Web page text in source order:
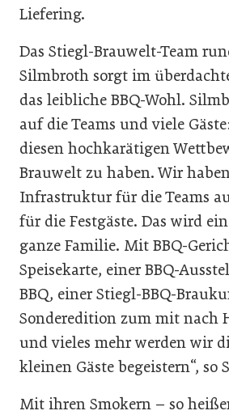
Liefering.
Das Stiegl-Brauwelt-Team
Silmbroth sorgt im
das leibliche BBQ-Wohl.
auf die Teams und viele
diesen hochkarätigen
Brauwelt zu haben. Wir
Infrastruktur für die Teams
für die Festgäste. Das wird
ganze Familie. Mit BBQ-
Speisekarte, einer BBQ-
BBQ, einer Stiegl-BBQ-
Sonderedition zum mit nach
und vieles mehr werden wir
kleinen Gäste begeistern“, so
Mit ihren Smokern – so